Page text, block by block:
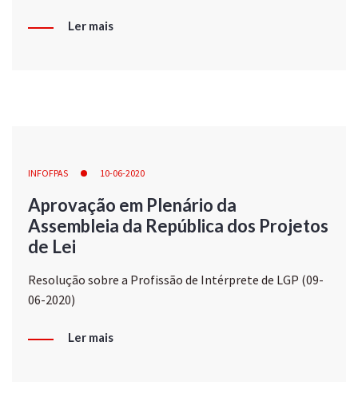
Ler mais
INFOFPAS 10-06-2020
Aprovação em Plenário da
Assembleia da República dos Projetos
de Lei
Resolução sobre a Profissão de Intérprete de LGP (09-
06-2020)
Ler mais